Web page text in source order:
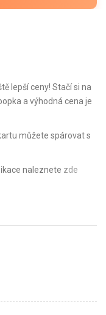
lepší ceny! Stačí si na
a výhodná cena je
můžete spárovat s
naleznete zde